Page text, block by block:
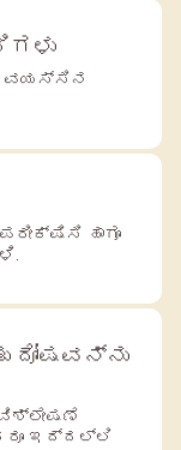
ವಯಸ್ಸಿನ
ಹಾಗೂ
ದೋಷವನ್ನು
ಇದ್ದಲ್ಲಿ